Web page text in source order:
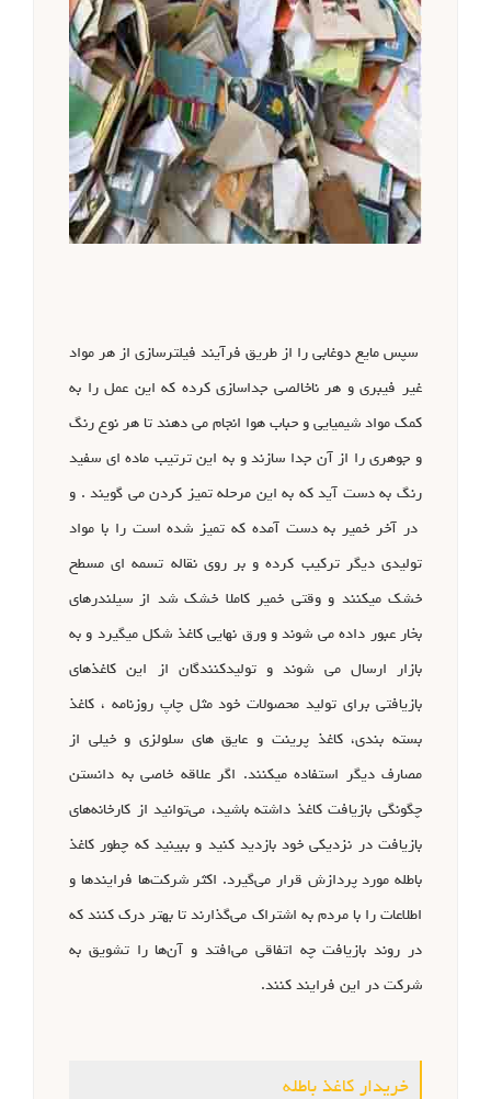
سپس مایع دوغابی را از طریق فرآیند فیلترسازی از هر مواد
غیر فیبری و هر ناخالصی جداسازی کرده که این عمل را به
کمک مواد شیمیایی و حباب هوا انجام می دهند تا هر نوع رنگ
و جوهری را از آن جدا سازند و به این ترتیب ماده ای سفید
رنگ به دست آید که به این مرحله تمیز کردن می گویند . و
در آخر خمیر به دست آمده که تمیز شده است را با مواد
تولیدی دیگر ترکیب کرده و بر روی نقاله تسمه ای مسطح
خشک میکنند و وقتی خمیر کاملا خشک شد از سیلندرهای
بخار عبور داده می شوند و ورق نهایی کاغذ شکل میگیرد و به
بازار ارسال می شوند و تولیدکنندگان از این کاغذهای
بازیافتی برای تولید محصولات خود مثل چاپ روزنامه ، کاغذ
بسته بندی، کاغذ پرینت و عایق های سلولزی و خیلی از
مصارف دیگر استفاده میکنند. اگر علاقه خاصی به دانستن
چگونگی بازیافت کاغذ داشته باشید، می‌توانید از کارخانه‌های
بازیافت در نزدیکی خود بازدید کنید و ببینید که چطور کاغذ
باطله مورد پردازش قرار می‌گیرد. اکثر شرکت‌ها فرایندها و
اطلاعات را با مردم به اشتراک می‌گذارند تا بهتر درک کنند که
در روند بازیافت چه اتفاقی می‌افتد و آن‌ها را تشویق به
شرکت در این فرایند کنند.
خریدار کاغذ باطله